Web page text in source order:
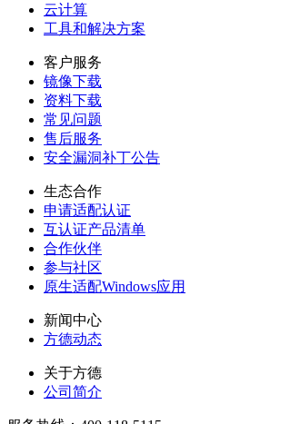
云计算
工具和解决方案
客户服务
镜像下载
资料下载
常见问题
售后服务
安全漏洞补丁公告
生态合作
申请适配认证
互认证产品清单
合作伙伴
参与社区
原生适配Windows应用
新闻中心
方德动态
关于方德
公司简介